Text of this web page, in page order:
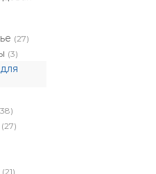
(27)
(3)
(27)
(21)